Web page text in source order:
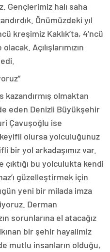
Gençlerimiz halı saha
Önümüzdeki yıl
kreşimiz Kaklık’ta, 4’ncü
Açılışlarımızın
kazandırmış olmaktan
eden Denizli Büyükşehir
Çavuşoğlu ise
keyifli olursa yolculuğunuz
bir yol arkadaşımız var.
bu yolculukta kendi
güzelleştirmek için
yeni bir milada imza
Derman
sorunlarına el atacağız
bir şehir hayalimiz
mutlu insanların olduğu,